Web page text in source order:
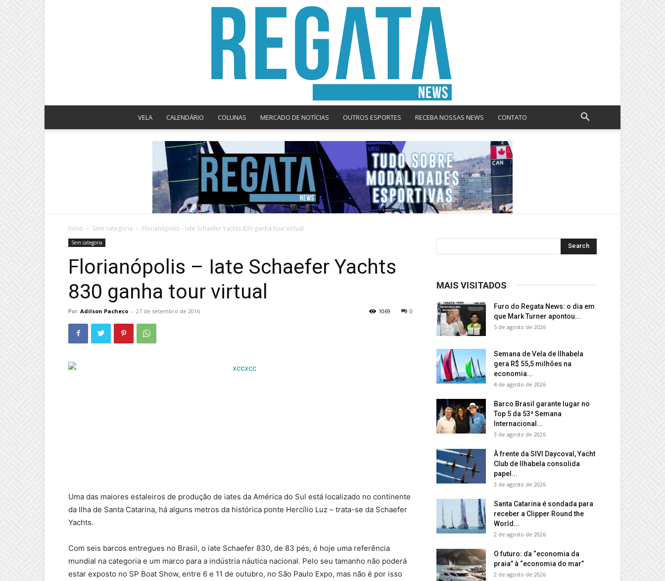
News
VELA CALENDÁRIO COLUNAS MERCADO DE NOTÍCIAS OUTROS ESPORTES RECEBA NOSSAS NEWS CONTATO
Início Sem categoria Florianópolis – Iate Schaefer Yachts 830 ganha tour virtual
Sem categoria
Florianópolis – Iate Schaefer Yachts
830 ganha tour virtual
Por Adilson Pacheco - 27 de setembro de 2016 0
1069
Uma das maiores estaleiros de produção de iates da América do Sul está localizado no continente
da Ilha de Santa Catarina, há alguns metros da histórica ponte Hercílio Luz – trata-se da Schaefer
Yachts.
Com seis barcos entregues no Brasil, o iate Schaefer 830, de 83 pés, é hoje uma referência
mundial na categoria e um marco para a indústria náutica nacional. Pelo seu tamanho não poderá
estar exposto no SP Boat Show, entre 6 e 11 de outubro, no São Paulo Expo, mas não é por isso
MAIS VISITADOS
Furo do Regata News: o dia em
que Mark Turner apontou...
5 de agosto de 2026
Semana de Vela de Ilhabela
gera R$ 55,5 milhões na
economia...
4 de agosto de 2026
Barco Brasil garante lugar no
Top 5 da 53ª Semana
Internacional...
3 de agosto de 2026
À frente da SIVI Daycoval, Yacht
Club de Ilhabela consolida
papel...
3 de agosto de 2026
Santa Catarina é sondada para
receber a Clipper Round the
World...
2 de agosto de 2026
O futuro: da “economia da
praia” à “economia do mar”
2 de agosto de 2026